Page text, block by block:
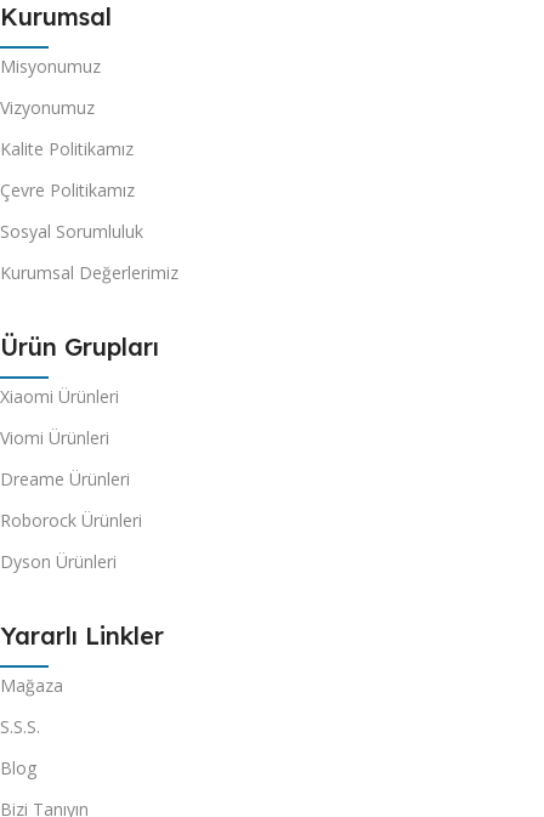
Kurumsal
Misyonumuz
Vizyonumuz
Kalite Politikamız
Çevre Politikamız
Sosyal Sorumluluk
Kurumsal Değerlerimiz
Ürün Grupları
Xiaomi Ürünleri
Viomi Ürünleri
Dreame Ürünleri
Roborock Ürünleri
Dyson Ürünleri
Yararlı Linkler
Mağaza
S.S.S.
Blog
Bizi Tanıyın